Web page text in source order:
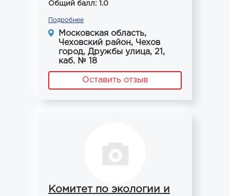
Общий балл: 1.0
Подробнее
Московская область,
Чеховский район, Чехов
город, Дружбы улица, 21,
каб. № 18
Оставить отзыв
Комитет по экологии и